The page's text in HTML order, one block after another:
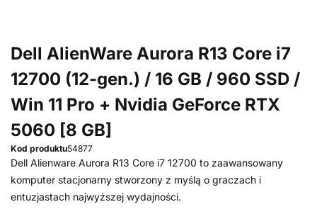
Dell AlienWare Aurora R13 Core i7
12700 (12-gen.) / 16 GB / 960 SSD /
Win 11 Pro + Nvidia GeForce RTX
5060 [8 GB]
Kod produktu54877
Dell Alienware Aurora R13 Core i7 12700 to zaawansowany
komputer stacjonarny stworzony z myślą o graczach i
entuzjastach najwyższej wydajności.